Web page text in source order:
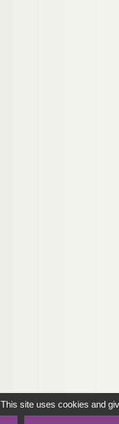
This site uses cookies and